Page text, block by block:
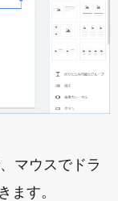
マウスでドラ
ます。